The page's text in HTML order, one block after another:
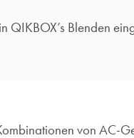
QIKBOX’s Blenden
von AC-